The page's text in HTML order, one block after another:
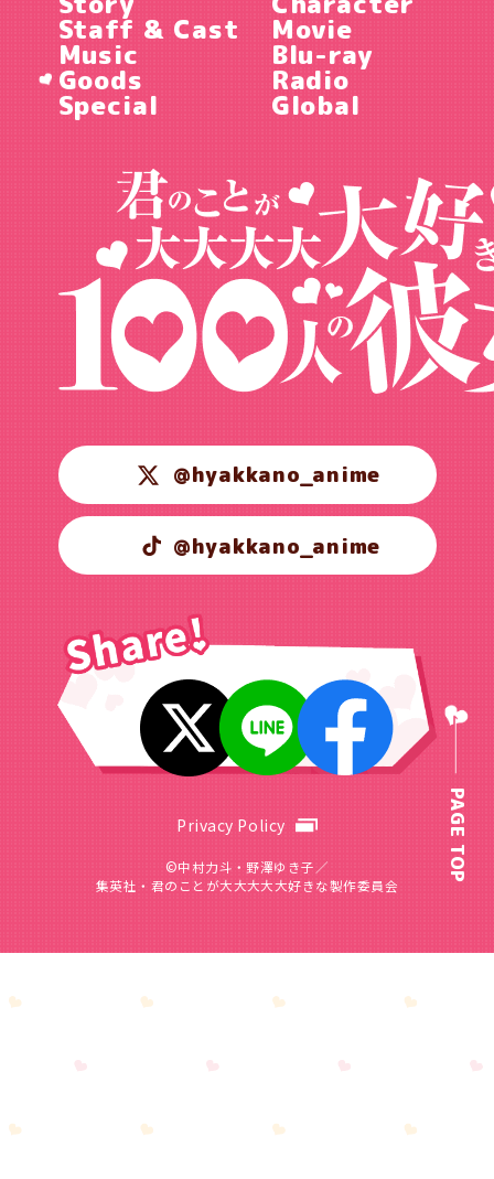
Staff & Cast Movie
Music Blu-ray
Goods Radio
Special Global
@hyakkano_anime
@hyakkano_anime
Privacy Policy
©中村力斗・野澤ゆき子／
集英社・君のことが大大大大大好きな製作委員会
PAGE TOP